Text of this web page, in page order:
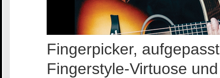
Fingerpicker,
Fingerstyle-Virtuose